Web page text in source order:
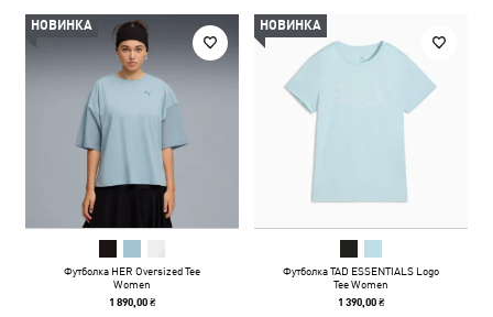
НОВИНКА
Футболка HER Oversized Tee
Women
1 890,00 ₴
НОВИНКА
Футболка TAD ESSENTIALS Logo
Tee Women
1 390,00 ₴